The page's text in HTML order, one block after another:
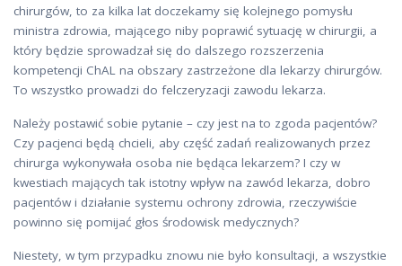
chirurgów, to za kilka lat doczekamy się kolejnego pomysłu
ministra zdrowia, mającego niby poprawić sytuację w chirurgii, a
który będzie sprowadzał się do dalszego rozszerzenia
kompetencji ChAL na obszary zastrzeżone dla lekarzy chirurgów.
To wszystko prowadzi do felczeryzacji zawodu lekarza.
Należy postawić sobie pytanie – czy jest na to zgoda pacjentów?
Czy pacjenci będą chcieli, aby część zadań realizowanych przez
chirurga wykonywała osoba nie będąca lekarzem? I czy w
kwestiach mających tak istotny wpływ na zawód lekarza, dobro
pacjentów i działanie systemu ochrony zdrowia, rzeczywiście
powinno się pomijać głos środowisk medycznych?
Niestety, w tym przypadku znowu nie było konsultacji, a wszystkie